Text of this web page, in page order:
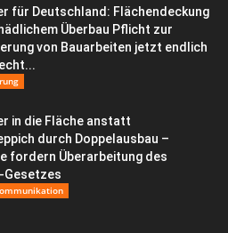
für Deutschland: Flächendeckung
Überbau Pflicht zur
von Bauarbeiten jetzt endlich
in die Fläche anstatt
durch Doppelausbau –
fordern Überarbeitung des
Gesetzes